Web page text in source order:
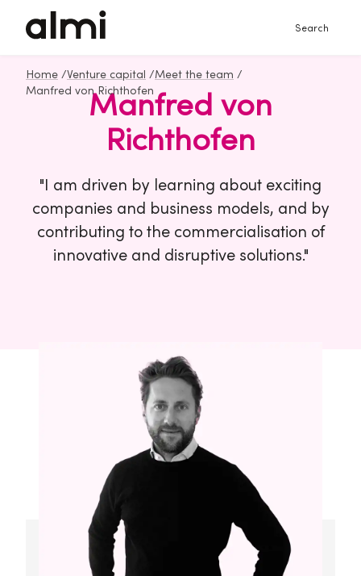
Search
Home /Venture capital /Meet the team /
Manfred von RichthofenManfred von
Richthofen
"I am driven by learning about exciting
companies and business models, and by
contributing to the commercialisation of
innovative and disruptive solutions."